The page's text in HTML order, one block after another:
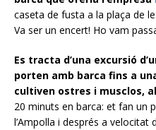
caseta de fusta a la plaça de
Va ser un encert! Ho vam
Es tracta d’una excursió
porten amb barca fins a
cultiven ostres i musclos,
20 minuts en barca: et fan un
l’Ampolla i després a velocitat